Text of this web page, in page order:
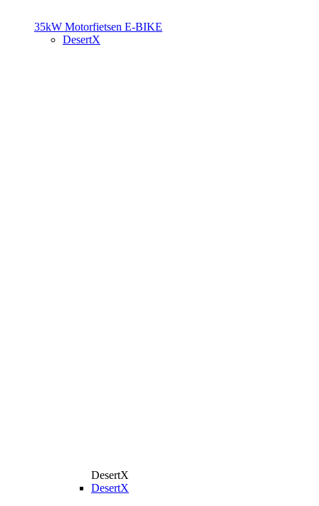
35kW Motorfietsen E-BIKE
DesertX
DesertX
DesertX